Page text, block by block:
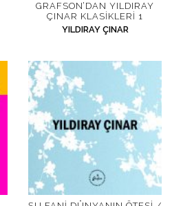
GRAFSON’DAN YILDIRAY
ÇINAR KLASIKLERI 1
YILDIRAY ÇINAR